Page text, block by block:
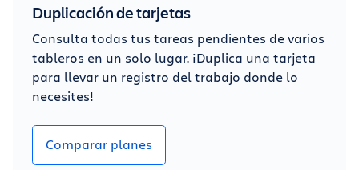
Duplicación de tarjetas
Consulta todas tus tareas pendientes de varios
tableros en un solo lugar. ¡Duplica una tarjeta
para llevar un registro del trabajo donde lo
necesites!
Comparar planes